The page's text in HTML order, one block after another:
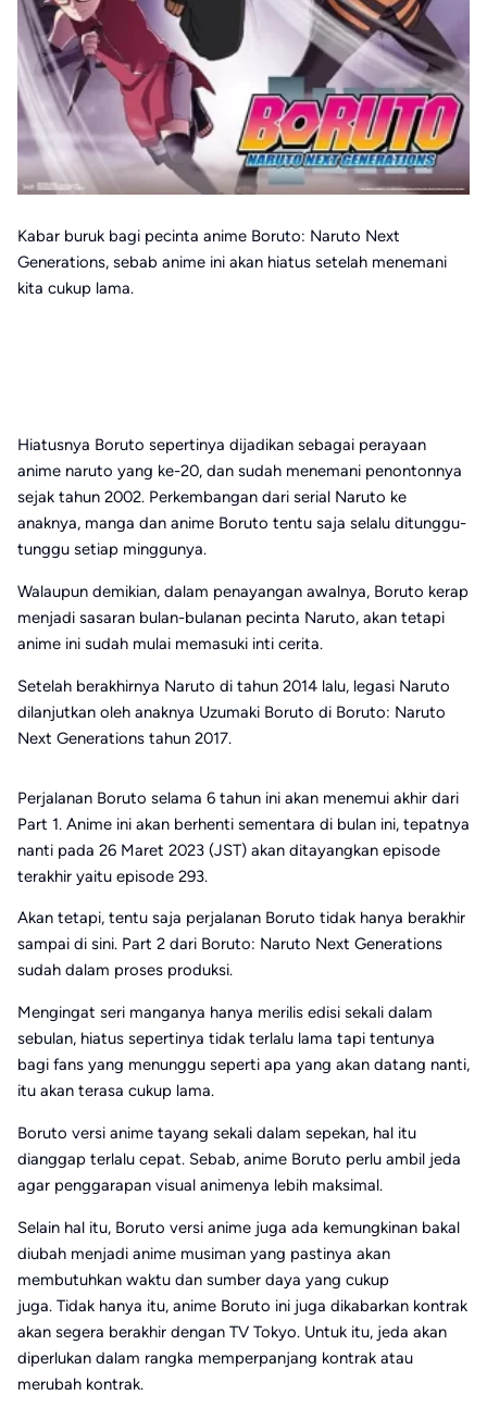
Kabar buruk bagi pecinta anime Boruto: Naruto Next
Generations, sebab anime ini akan hiatus setelah menemani
kita cukup lama.
Hiatusnya Boruto sepertinya dijadikan sebagai perayaan
anime naruto yang ke-20, dan sudah menemani penontonnya
sejak tahun 2002. Perkembangan dari serial Naruto ke
anaknya, manga dan anime Boruto tentu saja selalu ditunggu-
tunggu setiap minggunya.
Walaupun demikian, dalam penayangan awalnya, Boruto kerap
menjadi sasaran bulan-bulanan pecinta Naruto, akan tetapi
anime ini sudah mulai memasuki inti cerita.
Setelah berakhirnya Naruto di tahun 2014 lalu, legasi Naruto
dilanjutkan oleh anaknya Uzumaki Boruto di Boruto: Naruto
Next Generations tahun 2017.
Perjalanan Boruto selama 6 tahun ini akan menemui akhir dari
Part 1. Anime ini akan berhenti sementara di bulan ini, tepatnya
nanti pada 26 Maret 2023 (JST) akan ditayangkan episode
terakhir yaitu episode 293.
Akan tetapi, tentu saja perjalanan Boruto tidak hanya berakhir
sampai di sini. Part 2 dari Boruto: Naruto Next Generations
sudah dalam proses produksi.
Mengingat seri manganya hanya merilis edisi sekali dalam
sebulan, hiatus sepertinya tidak terlalu lama tapi tentunya
bagi fans yang menunggu seperti apa yang akan datang nanti,
itu akan terasa cukup lama.
Boruto versi anime tayang sekali dalam sepekan, hal itu
dianggap terlalu cepat. Sebab, anime Boruto perlu ambil jeda
agar penggarapan visual animenya lebih maksimal.
Selain hal itu, Boruto versi anime juga ada kemungkinan bakal
diubah menjadi anime musiman yang pastinya akan
membutuhkan waktu dan sumber daya yang cukup
juga. Tidak hanya itu, anime Boruto ini juga dikabarkan kontrak
akan segera berakhir dengan TV Tokyo. Untuk itu, jeda akan
diperlukan dalam rangka memperpanjang kontrak atau
merubah kontrak.